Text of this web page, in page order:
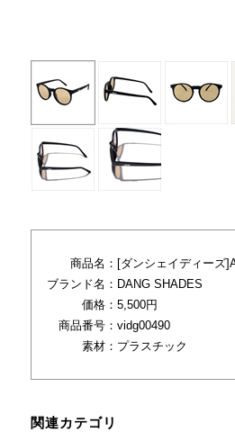
商品名： [ダンシェイディーズ
ブランド名： DANG SHADES
価格： 5,500円
商品番号： vidg00490
素材： プラスチック
関連カテゴリ